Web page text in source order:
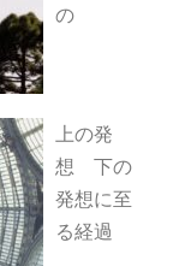
の
上の発
想 下の
発想に至
る経過